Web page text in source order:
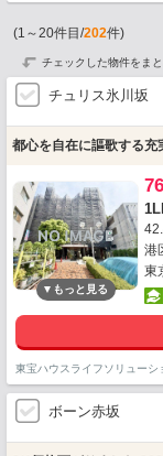
(1 ～20件目/202件)
チェックした物件をま
チュリス氷川坂
都心を自在に謳歌する充
港
東
東宝ハウスライフソリュー
ボーン赤坂